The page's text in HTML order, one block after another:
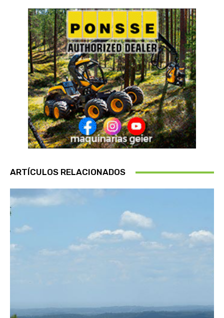
ARTÍCULOS RELACIONADOS